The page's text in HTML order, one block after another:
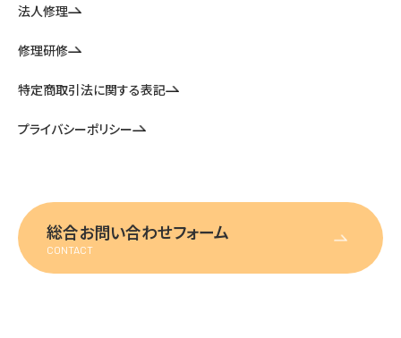
法人修理
修理研修
特定商取引法に関する表記
プライバシーポリシー
総合お問い合わせフォーム
CONTACT